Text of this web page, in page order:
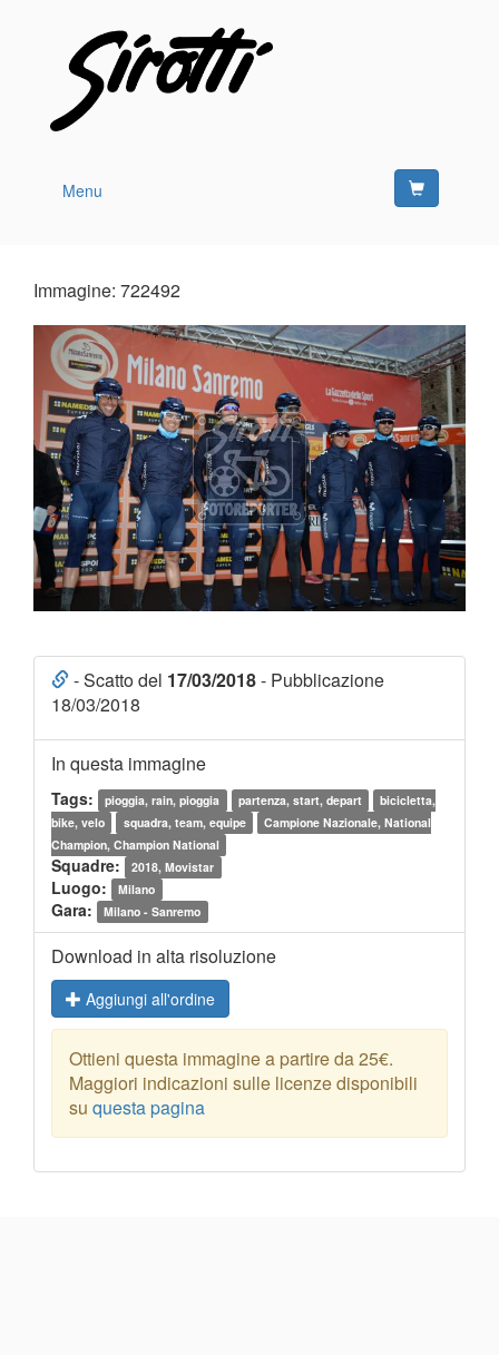
Menu
Immagine: 722492
- Scatto del 17/03/2018- Pubblicazione
18/03/2018
In questa immagine
Tags: pioggia, rain, pioggia partenza, start, depart
bicicletta,
bike, velo
squadra, team, equipe
Campione Nazionale, National
Champion, Champion National
Squadre: 2018, Movistar
Luogo: Milano
Gara: Milano - Sanremo
Download in alta risoluzione
Aggiungi all'ordine
Ottieni questa immagine a partire da 25€.
Maggiori indicazioni sulle licenze disponibili
su questa pagina